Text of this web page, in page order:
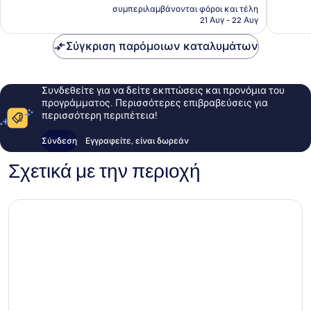
τιμή
είναι
συμπεριλαμβάνονται φόροι και τέλη
21 Αυγ - 22 Αυγ
Σύγκριση παρόμοιων καταλυμάτων
Συνδεθείτε για να δείτε εκπτώσεις και προνόμια του
προγράμματος. Περισσότερες επιβραβεύσεις για
περισσότερη περιπέτεια!
Σύνδεση Εγγραφείτε, είναι δωρεάν
Σχετικά με την περιοχή